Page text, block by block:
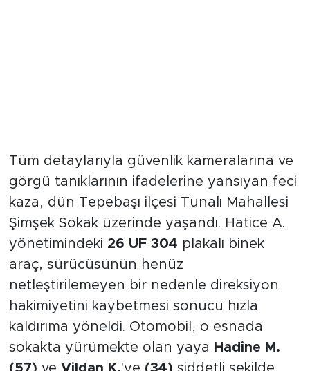
Tüm detaylarıyla güvenlik kameralarına ve
görgü tanıklarının ifadelerine yansıyan feci
kaza, dün Tepebaşı ilçesi Tunalı Mahallesi
Şimşek Sokak üzerinde yaşandı. Hatice A.
yönetimindeki26 UF 304plakalı binek
araç, sürücüsünün henüz
netleştirilemeyen bir nedenle direksiyon
hakimiyetini kaybetmesi sonucu hızla
kaldırıma yöneldi. Otomobil, o esnada
sokakta yürümekte olan yayaHadine M.